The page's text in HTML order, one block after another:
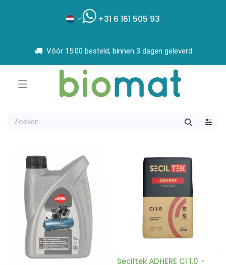
+31 6 161 505 93
Vóór 15:00 besteld, binnen 3 dagen geleverd.
Seciltek ADHERE Ci 1.0 -